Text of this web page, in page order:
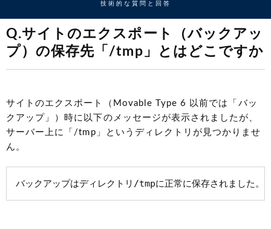
技術的な質問と回答
Q.サイトのエクスポート（バックアッ
プ）の保存先「/tmp」とはどこですか
サイトのエクスポート（Movable Type 6 以前では「バッ
クアップ」）時に以下のメッセージが表示されましたが、
サーバー上に「/tmp」というディレクトリが見つかりませ
ん。
バックアップはディレクトリ/tmpに正常に保存されました。